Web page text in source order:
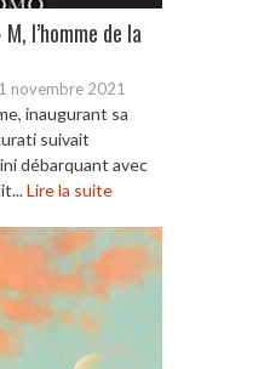
l’homme de la
novembre 2021
inaugurant sa
suivait
débarquant avec
Lire la suite